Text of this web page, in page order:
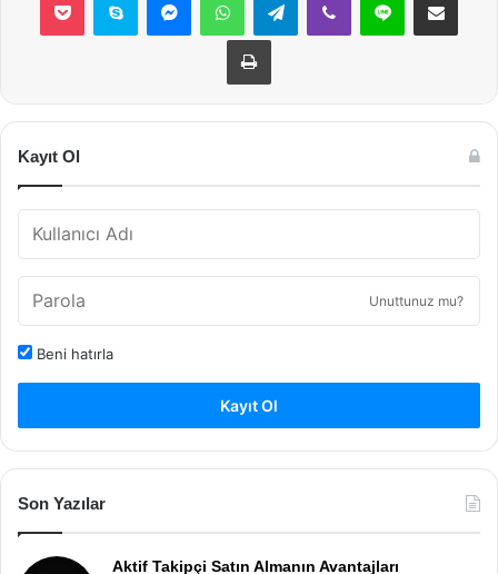
Yazdır
Kayıt Ol
Unuttunuz mu?
Beni hatırla
Kayıt Ol
Son Yazılar
Aktif Takipçi Satın Almanın Avantajları